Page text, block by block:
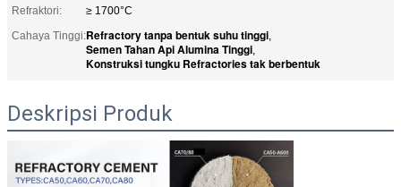
Refraktori:
≥ 1700°C
Cahaya Tinggi:Refractory tanpa bentuk suhu tinggi,
Semen Tahan Api Alumina Tinggi,
Konstruksi tungku Refractories tak berbentuk
Deskripsi Produk